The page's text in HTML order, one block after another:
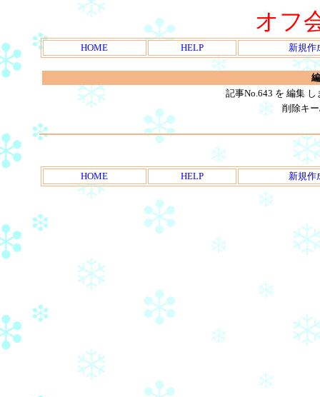
オフ
HOME HELP 新規作
記事No.643 を 編集
削除キ
HOME HELP 新規作